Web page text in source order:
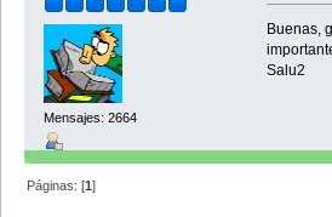
}
void
{
Mensajes: 2664
Buenas,
Salu2
Páginas: [1]